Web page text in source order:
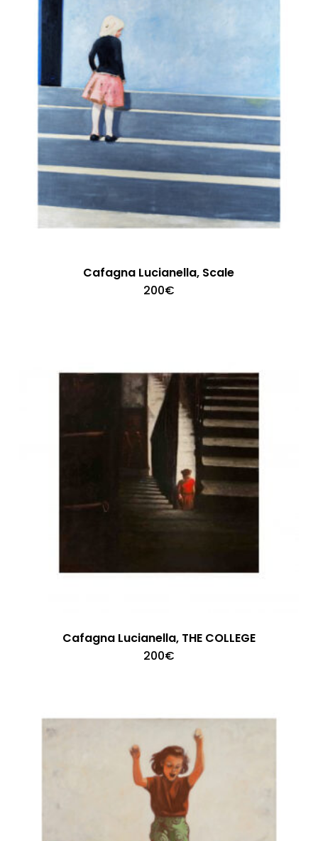
Cafagna Lucianella, Scale
200€
Cafagna Lucianella, THE COLLEGE
200€